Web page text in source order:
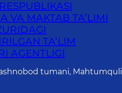
VA MAKTAB TA’LIMI
TA’LIM
AGENTLIGI
tumani, Mahtumquli